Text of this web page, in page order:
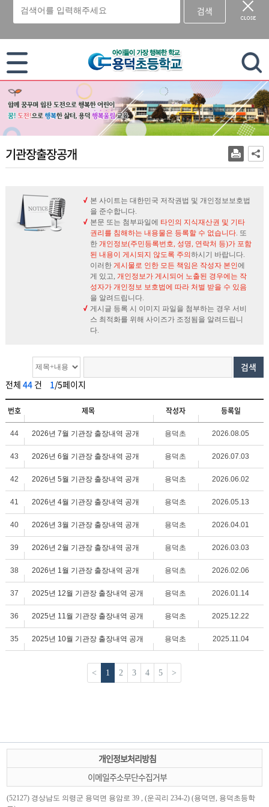
이 누리집은 대한민국 공식 전자정부 누리집입니다.
검색
기관장출장공개
본 사이트는 대한민국 저작권법 및 개인정보보호법
을 준수합니다.
본문 또는 첨부파일에 타인의 지식재산권 및 기타
권리를 침해하는 내용물은 등록할 수 없습니다. 또
한 개인정보(주민등록번호, 성명, 연락처 등)가 포함
된 내용이 게시되지 않도록 주의하시기 바랍니다.
이러한 게시물로 인한 모든 책임은 작성자 본인에
게 있고, 개인정보가 게시되어 노출된 경우에는 작
성자가 개인정보 보호법에 따라 처벌 받을 수 있음
을 알려드립니다.
게시글 등록 시 이미지 파일을 첨부하는 경우 서비
스 최적화를 위해 사이즈가 조정됨을 알려드립니
다.
전체 44 건 1 /5페이지
검색
번호 제목 작성자 등록일
44 2026년 7월 기관장 출장내역 공개 용덕초 2026.08.05
43 2026년 6월 기관장 출장내역 공개 용덕초 2026.07.03
42 2026년 5월 기관장 출장내역 공개 용덕초 2026.06.02
41 2026년 4월 기관장 출장내역 공개 용덕초 2026.05.13
40 2026년 3월 기관장 출장내역 공개 용덕초 2026.04.01
39 2026년 2월 기관장 출장내역 공개 용덕초 2026.03.03
38 2026년 1월 기관장 출장내역 공개 용덕초 2026.02.06
37 2025년 12월 기관장 출장내역 공개 용덕초 2026.01.14
36 2025년 11월 기관장 출장내역 공개 용덕초 2025.12.22
35 2025년 10월 기관장 출장내역 공개 용덕초 2025.11.04
< 1 2 3 4 5 >
개인정보처리방침
이메일주소무단수집거부
(52127) 경상남도 의령군 용덕면 용암로 39 , (운곡리 234-2) (용덕면, 용덕초등학